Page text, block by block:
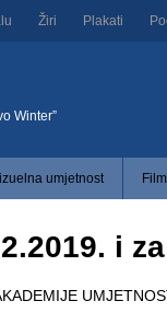
Žiri Plakati
Winter”
umjetnost
i